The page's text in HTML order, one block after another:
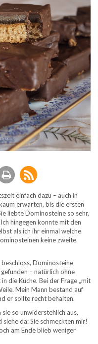
einfach dazu – auch in
erwarten, bis die ersten
liebte Dominosteine so sehr,
hingegen konnte mit den
als ich ihr einmal welche
keine zweite
Dominosteine
– natürlich ohne
die Küche. Bei der Frage „mit
Mein Mann bestand auf
er sollte recht behalten.
so unwiderstehlich aus,
da: Sie schmeckten mir!
am Ende blieb weniger